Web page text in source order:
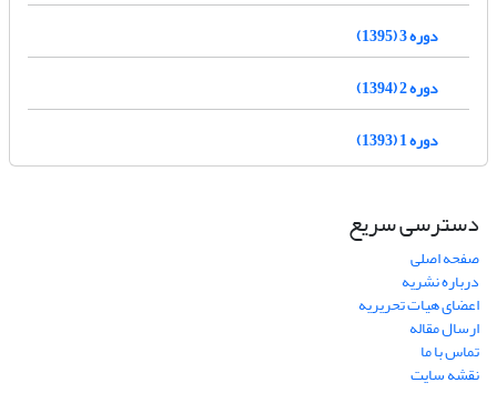
دوره 3 (1395)
دوره 2 (1394)
دوره 1 (1393)
دسترسی سریع
صفحه اصلی
درباره نشریه
اعضای هیات تحریریه
ارسال مقاله
تماس با ما
نقشه سایت